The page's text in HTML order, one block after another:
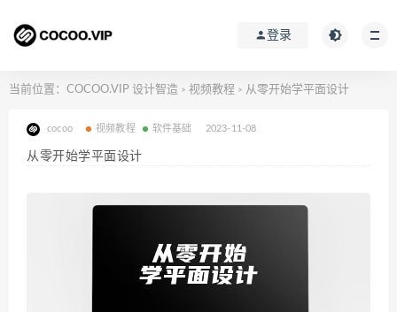
登录
当前位置： COCOO.VIP 设计智造 > 视频教程 > 从零开始学平面设计
cocoo 视频教程 软件基础 2023-11-08
从零开始学平面设计